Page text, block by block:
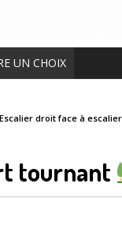
UN CHOIX
Escalier droit face à
tournant